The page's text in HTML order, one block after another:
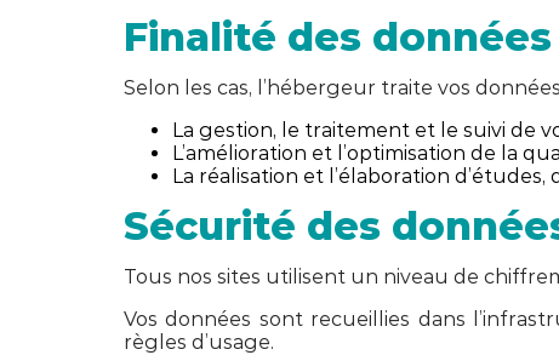
Finalité des données
Selon les cas, l’hébergeur traite vos
La gestion, le traitement et le suivi de
L’amélioration et l’optimisation de la
La réalisation et l’élaboration
Sécurité des
Tous nos sites utilisent un niveau de
Vos données sont recueillies dans
règles d’usage.